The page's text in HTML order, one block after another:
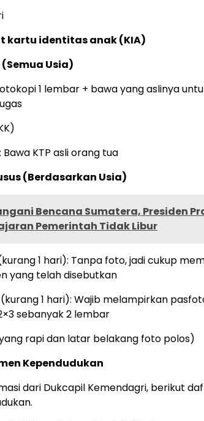
kartu identitas anak (KIA)
Usia)
1 lembar + bawa yang aslinya
KTP asli orang tua
(Berdasarkan Usia)
Bencana Sumatera, Presiden
Pemerintah Tidak Libur
1 hari): Tanpa foto, jadi cukup
yang telah disebutkan
1 hari): Wajib melampirkan
sebanyak 2 lembar
rapi dan latar belakang foto polos)
Kependudukan
dari Dukcapil Kemendagri, berikut